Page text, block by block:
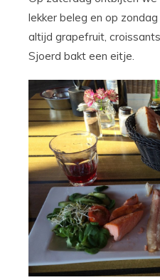
lekker beleg en op
altijd grapefruit,
Sjoerd bakt een eitje.